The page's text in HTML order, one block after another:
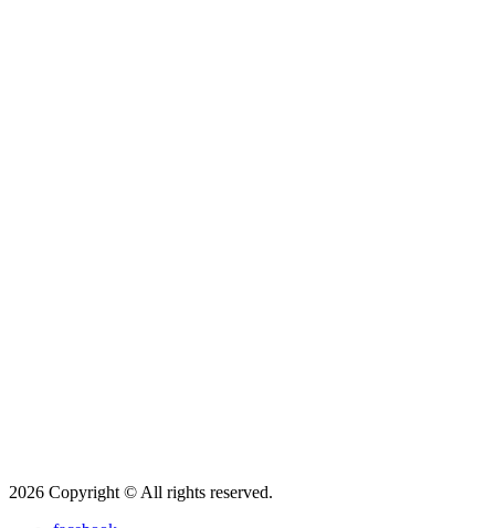
2026 Copyright © All rights reserved.